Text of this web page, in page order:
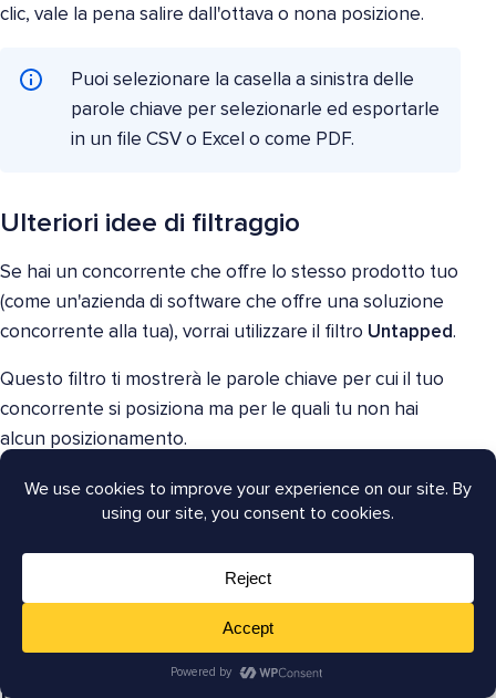
clic, vale la pena salire dall'ottava o nona posizione.
Puoi selezionare la casella a sinistra delle
parole chiave per selezionarle ed esportarle
in un file CSV o Excel o come PDF.
Ulteriori idee di filtraggio
Se hai un concorrente che offre lo stesso prodotto tuo
(come un'azienda di software che offre una soluzione
concorrente alla tua), vorrai utilizzare il filtro Untapped.
Questo filtro ti mostrerà le parole chiave per cui il tuo
concorrente si posiziona ma per le quali tu non hai
alcun posizionamento.
Ancora una volta, per ottenere un vantaggio rapido,
punta a parole chiave facili da posizionare e con
fattore di ranking più critico.
Posizionati più in alto con la SEO On-